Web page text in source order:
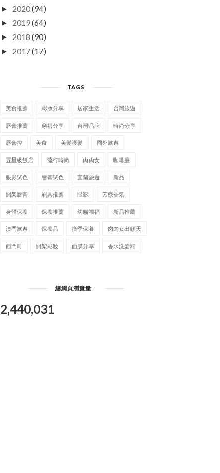
► 2020(94)
► 2019(64)
► 2018 (90)
► 2017(17)
TAGS
美食推薦 彩妝分享 居家生活 台灣旅遊
唇膏推薦 穿搭分享 台灣品牌 時尚分享
唇膏控 美食 美髮護髮 國外旅遊
五星級飯店 流行時尚 肉肉女 咖啡廳
眼影試色 唇膏試色 宜蘭旅遊 新品
開架唇膏 刷具推薦 眼影 芳療香氛
身體保養 保養推薦 幼貓福福 新品推薦
澳門旅遊 保養品 換季保養 肉肉女出頭天
西門町 開架彩妝 面膜分享 香水洗髮精
總網頁瀏覽量
2,440,031